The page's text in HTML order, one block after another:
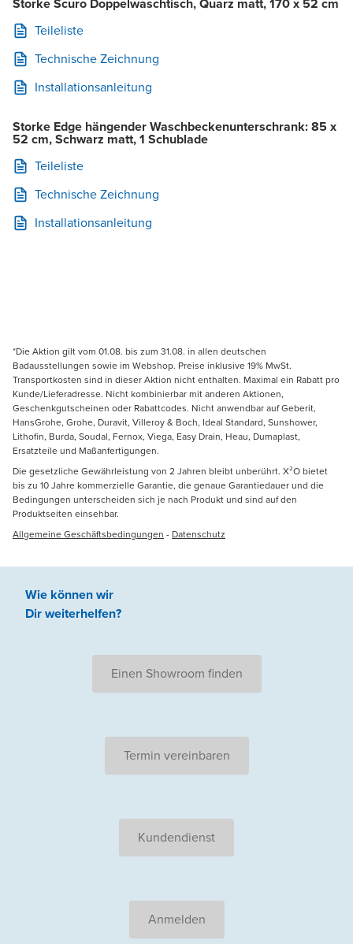
Teileliste
Technische Zeichnung
Installationsanleitung
Storke Edge hängender Waschbeckenunterschrank: 85 x
52 cm, Schwarz matt, 1 Schublade
Teileliste
Technische Zeichnung
Installationsanleitung
*Die Aktion gilt vom 01.08. bis zum 31.08. in allen deutschen
Badausstellungen sowie im Webshop. Preise inklusive 19% MwSt.
Transportkosten sind in dieser Aktion nicht enthalten. Maximal ein Rabatt pro
Kunde/Lieferadresse. Nicht kombinierbar mit anderen Aktionen,
Geschenkgutscheinen oder Rabattcodes. Nicht anwendbar auf Geberit,
HansGrohe, Grohe, Duravit, Villeroy & Boch, Ideal Standard, Sunshower,
Lithofin, Burda, Soudal, Fernox, Viega, Easy Drain, Heau, Dumaplast,
Ersatzteile und Maßanfertigungen.
Die gesetzliche Gewährleistung von 2 Jahren bleibt unberührt. X²O bietet
bis zu 10 Jahre kommerzielle Garantie, die genaue Garantiedauer und die
Bedingungen unterscheiden sich je nach Produkt und sind auf den
Produktseiten einsehbar.
Allgemeine Geschäftsbedingungen - Datenschutz
Wie können wir
Dir weiterhelfen?
Einen Showroom finden
Termin vereinbaren
Kundendienst
Anmelden